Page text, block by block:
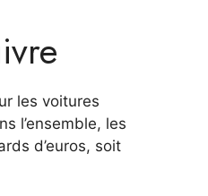
les voitures
l’ensemble, les
d’euros, soit